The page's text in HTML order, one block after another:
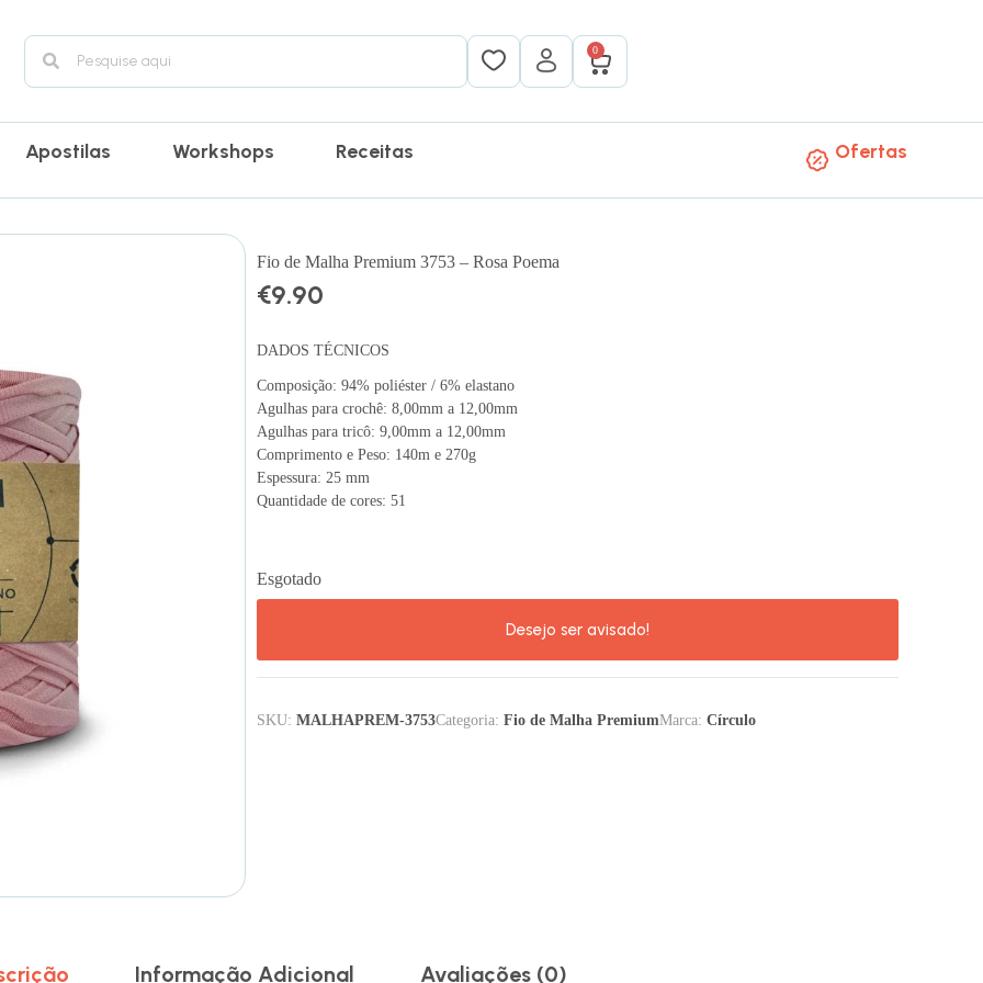
0
Apostilas Workshops Receitas Ofertas
Fio de Malha Premium 3753 – Rosa Poema
€9.90
DADOS TÉCNICOS
Composição: 94% poliéster / 6% elastano
Agulhas para crochê: 8,00mm a 12,00mm
Agulhas para tricô: 9,00mm a 12,00mm
Comprimento e Peso: 140m e 270g
Espessura: 25 mm
Quantidade de cores: 51
Esgotado
SKU: MALHAPREM-3753Categoria: Fio de Malha PremiumMarca: Círculo
Informação Adicional Avaliações (0)